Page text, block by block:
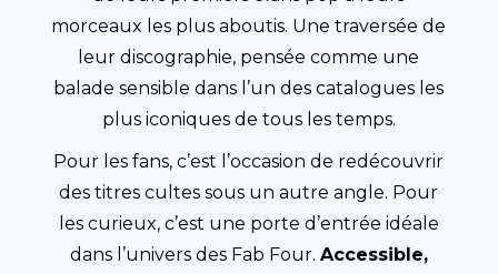
morceaux les plus aboutis. Une traversée de
leur discographie, pensée comme une
balade sensible dans l’un des catalogues les
plus iconiques de tous les temps.
Pour les fans, c’est l’occasion de redécouvrir
des titres cultes sous un autre angle. Pour
les curieux, c’est une porte d’entrée idéale
dans l’univers des Fab Four. Accessible,